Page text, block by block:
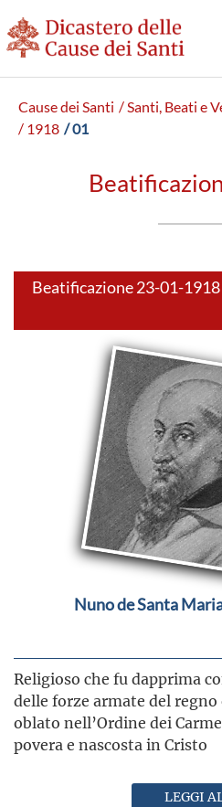
Cause dei Santi / Santi, Beati e
/ 1918 / 01
Beatificazione 23-01-1918
Nuno de Santa
Religioso che fu dapprima
delle forze armate del regno
oblato nell’Ordine dei
povera e nascosta in Cristo
LEGGI